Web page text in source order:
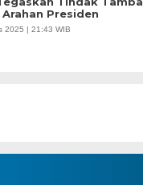
Arahan Presiden
2025 | 21:43 WIB